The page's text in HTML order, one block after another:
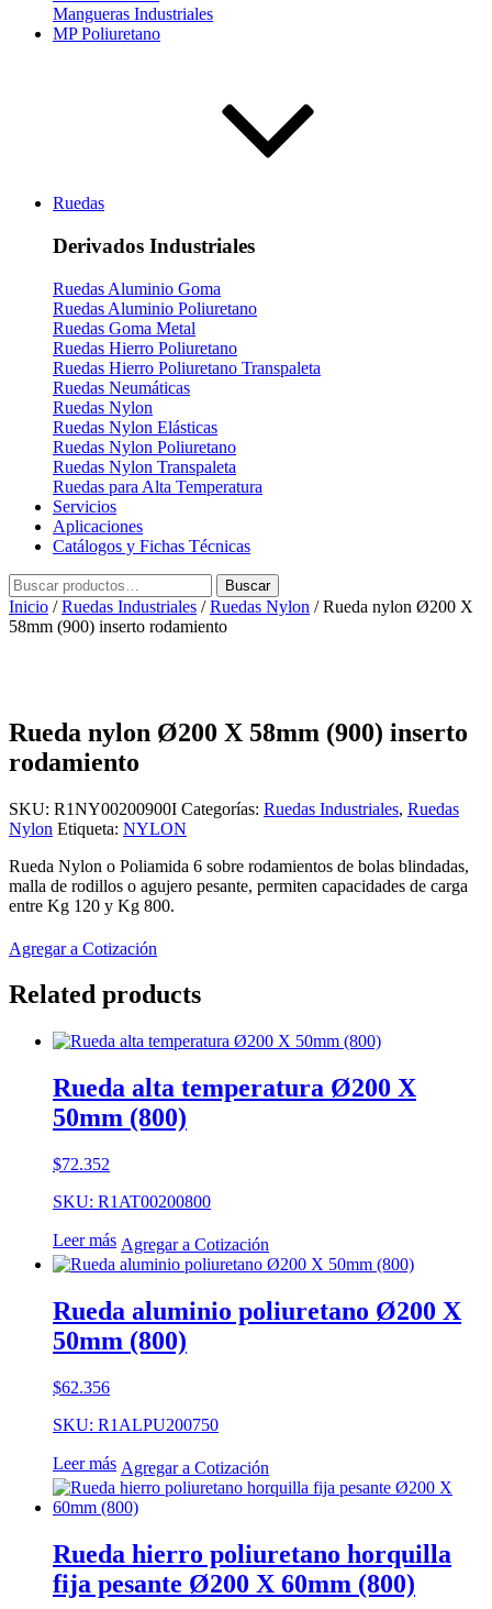
Mangueras Industriales
MP Poliuretano
Ruedas
Derivados Industriales
Ruedas Aluminio Goma
Ruedas Aluminio Poliuretano
Ruedas Goma Metal
Ruedas Hierro Poliuretano
Ruedas Hierro Poliuretano Transpaleta
Ruedas Neumáticas
Ruedas Nylon
Ruedas Nylon Elásticas
Ruedas Nylon Poliuretano
Ruedas Nylon Transpaleta
Ruedas para Alta Temperatura
Servicios
Aplicaciones
Catálogos y Fichas Técnicas
Buscar
por:
Buscar
Inicio /Ruedas Industriales /Ruedas Nylon / Rueda nylon Ø200 X
58mm (900) inserto rodamiento
Rueda nylon Ø200 X 58mm (900) inserto
rodamiento
SKU: R1NY00200900I Categorías: Ruedas Industriales, Ruedas
Nylon Etiqueta: NYLON
Rueda Nylon o Poliamida 6 sobre rodamientos de bolas blindadas,
malla de rodillos o agujero pesante, permiten capacidades de carga
entre Kg 120 y Kg 800.
Agregar a Cotización
Related products
Rueda alta temperatura Ø200 X
50mm (800)
$72.352
SKU: R1AT00200800
Leer más Agregar a Cotización
Rueda aluminio poliuretano Ø200 X
50mm (800)
$62.356
SKU: R1ALPU200750
Leer más Agregar a Cotización
Rueda hierro poliuretano horquilla
fija pesante Ø200 X 60mm (800)